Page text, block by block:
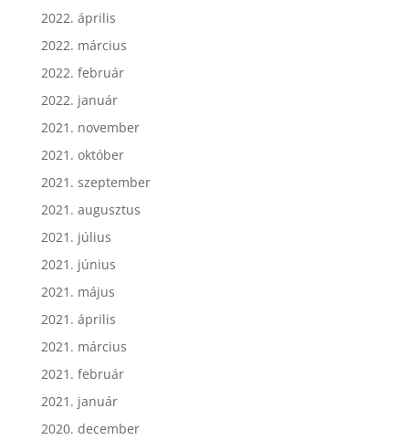
2022. április
2022. március
2022. február
2022. január
2021. november
2021. október
2021. szeptember
2021. augusztus
2021. július
2021. június
2021. május
2021. április
2021. március
2021. február
2021. január
2020. december